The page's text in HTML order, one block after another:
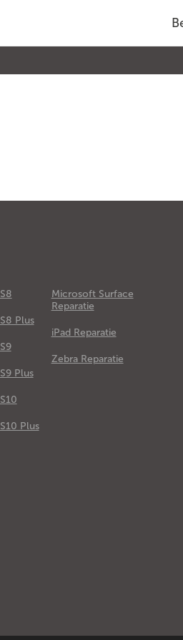
Plus
Plus
Plus
Microsoft Surface
Reparatie
iPad Reparatie
Zebra Reparatie